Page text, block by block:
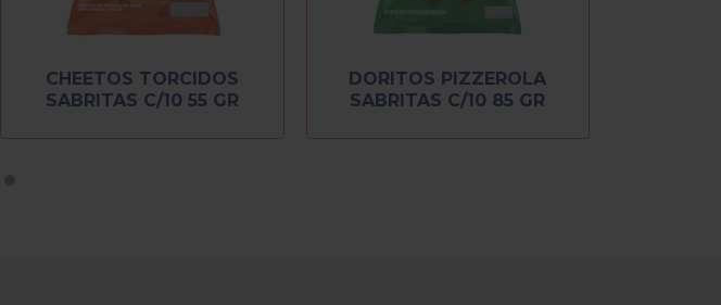
CHEETOS TORCIDOS
SABRITAS C/10 55 GR
DORITOS PIZZEROLA
SABRITAS C/10 85 GR